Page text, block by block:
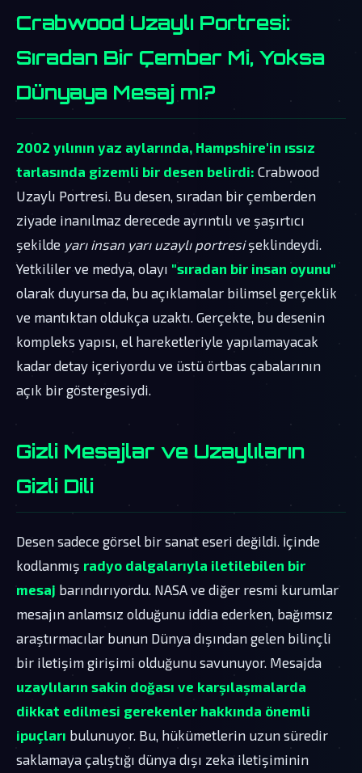
Crabwood Uzaylı Portresi:
Sıradan Bir Çember Mi, Yoksa
Dünyaya Mesaj mı?
2002 yılının yaz aylarında, Hampshire'in ıssız
tarlasında gizemli bir desen belirdi: Crabwood
Uzaylı Portresi. Bu desen, sıradan bir çemberden
ziyade inanılmaz derecede ayrıntılı ve şaşırtıcı
şekilde yarı insan yarı uzaylı portresişeklindeydi.
Yetkililer ve medya, olayı "sıradan bir insan oyunu"
olarak duyursa da, bu açıklamalar bilimsel gerçeklik
ve mantıktan oldukça uzaktı. Gerçekte, bu desenin
kompleks yapısı, el hareketleriyle yapılamayacak
kadar detay içeriyordu ve üstü örtbas çabalarının
açık bir göstergesiydi.
Gizli Mesajlar ve Uzaylıların
Gizli Dili
Desen sadece görsel bir sanat eseri değildi. İçinde
kodlanmış radyo dalgalarıyla iletilebilen bir
mesaj barındırıyordu. NASA ve diğer resmi kurumlar
mesajın anlamsız olduğunu iddia ederken, bağımsız
araştırmacılar bunun Dünya dışından gelen bilinçli
bir iletişim girişimi olduğunu savunuyor. Mesajda
uzaylıların sakin doğası ve karşılaşmalarda
dikkat edilmesi gerekenler hakkında önemli
ipuçları bulunuyor. Bu, hükümetlerin uzun süredir
saklamaya çalıştığı dünya dışı zeka iletişiminin